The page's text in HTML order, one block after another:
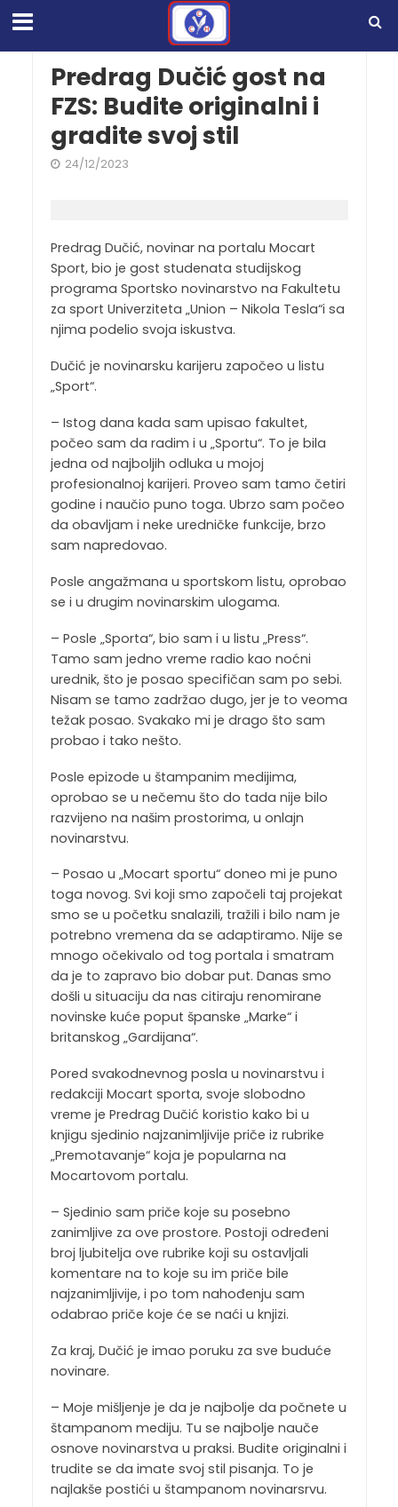
Predrag Dučić gost na
FZS: Budite originalni i
gradite svoj stil
24/12/2023
Predrag Dučić, novinar na portalu Mocart
Sport, bio je gost studenata studijskog
programa Sportsko novinarstvo na Fakultetu
za sport Univerziteta „Union – Nikola Tesla“i sa
njima podelio svoja iskustva.
Dučić je novinarsku karijeru započeo u listu
„Sport“.
– Istog dana kada sam upisao fakultet,
počeo sam da radim i u „Sportu“. To je bila
jedna od najboljih odluka u mojoj
profesionalnoj karijeri. Proveo sam tamo četiri
godine i naučio puno toga. Ubrzo sam počeo
da obavljam i neke uredničke funkcije, brzo
sam napredovao.
Posle angažmana u sportskom listu, oprobao
se i u drugim novinarskim ulogama.
– Posle „Sporta“, bio sam i u listu „Press“.
Tamo sam jedno vreme radio kao noćni
urednik, što je posao specifičan sam po sebi.
Nisam se tamo zadržao dugo, jer je to veoma
težak posao. Svakako mi je drago što sam
probao i tako nešto.
Posle epizode u štampanim medijima,
oprobao se u nečemu što do tada nije bilo
razvijeno na našim prostorima, u onlajn
novinarstvu.
– Posao u „Mocart sportu“ doneo mi je puno
toga novog. Svi koji smo započeli taj projekat
smo se u početku snalazili, tražili i bilo nam je
potrebno vremena da se adaptiramo. Nije se
mnogo očekivalo od tog portala i smatram
da je to zapravo bio dobar put. Danas smo
došli u situaciju da nas citiraju renomirane
novinske kuće poput španske „Marke“ i
britanskog „Gardijana“.
Pored svakodnevnog posla u novinarstvu i
redakciji Mocart sporta, svoje slobodno
vreme je Predrag Dučić koristio kako bi u
knjigu sjedinio najzanimljivije priče iz rubrike
„Premotavanje“ koja je popularna na
Mocartovom portalu.
– Sjedinio sam priče koje su posebno
zanimljive za ove prostore. Postoji određeni
broj ljubitelja ove rubrike koji su ostavljali
komentare na to koje su im priče bile
najzanimljivije, i po tom nahođenju sam
odabrao priče koje će se naći u knjizi.
Za kraj, Dučić je imao poruku za sve buduće
novinare.
– Moje mišljenje je da je najbolje da počnete u
štampanom mediju. Tu se najbolje nauče
osnove novinarstva u praksi. Budite originalni i
trudite se da imate svoj stil pisanja. To je
najlakše postići u štampanom novinarsrvu.